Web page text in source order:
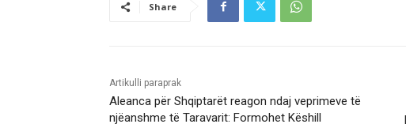
Share
Artikulli paraprak
Aleanca për Shqiptarët reagon ndaj veprimeve të
njëanshme të Taravarit: Formohet Këshill